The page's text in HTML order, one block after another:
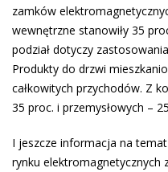
zamków
wewnętrzne stanowiły 35
podział dotyczy
Produkty do drzwi
całkowitych przychodów. Z
35 proc. i przemysłowych –
I jeszcze informacja na
rynku elektromagnetycznych